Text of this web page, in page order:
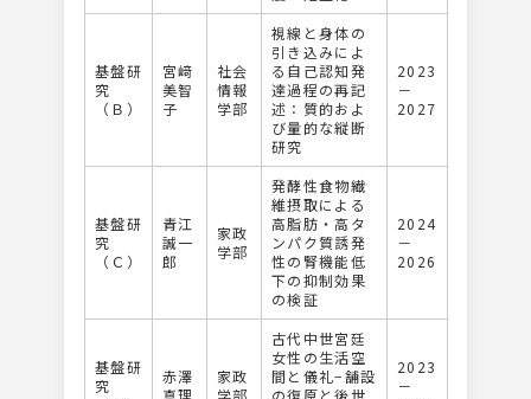
基盤研
究
（Ｂ）
宮﨑
美智
子
社会
情報
学部
視線と⾝体の
引き込みによ
る⾃⼰認知発
達過程の再記
述：質的およ
び量的な縦断
研究
2023
－
2027
基盤研
究
（Ｃ）
青江
誠一
郎
家政
学部
発酵性食物繊
維摂取による
高脂肪・高タ
ンパク質誘発
性の腎機能低
下の抑制効果
の検証
2024
－
2026
基盤研
究
赤澤
真理
家政
学部
古代中世宮廷
⼥性の⽣活空
間と儀礼−舗設
の復原と後世
2023
－